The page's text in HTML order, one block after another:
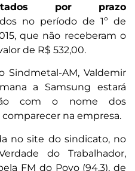
por prazo
no período de 1º de
que não receberam o
de R$ 532,00.
Sindmetal-AM, Valdemir
a Samsung estará
com o nome dos
na empresa.
no site do sindicato, no
do Trabalhador,
FM do Povo (94,3), de